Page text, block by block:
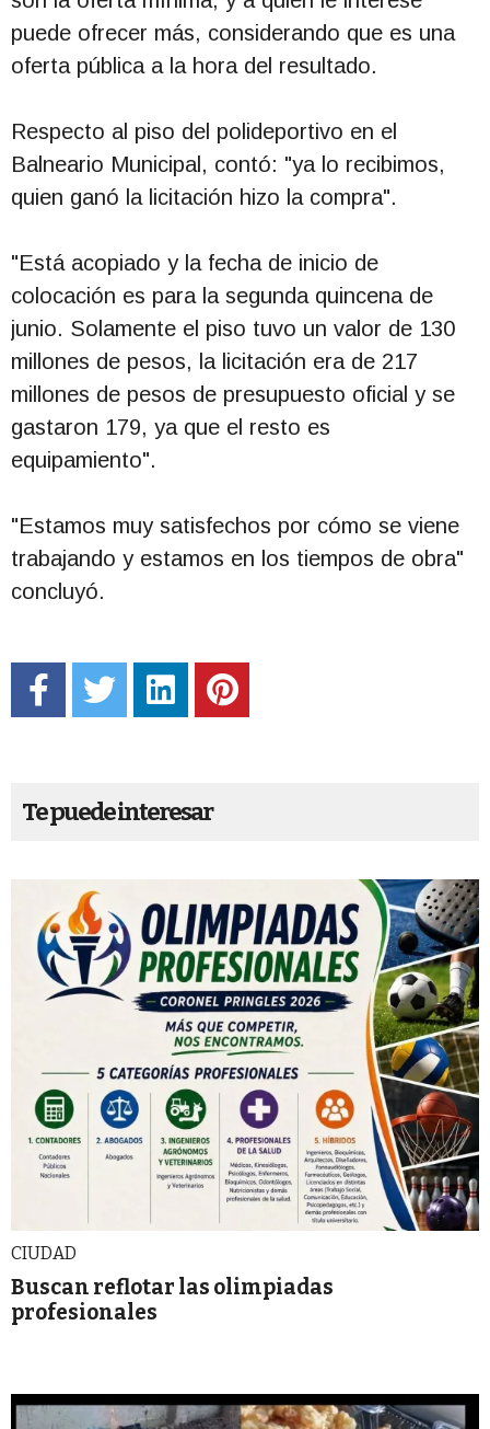
puede ofrecer más, considerando que es una
oferta pública a la hora del resultado.
Respecto al piso del polideportivo en el
Balneario Municipal, contó: "ya lo recibimos,
quien ganó la licitación hizo la compra".
"Está acopiado y la fecha de inicio de
colocación es para la segunda quincena de
junio. Solamente el piso tuvo un valor de 130
millones de pesos, la licitación era de 217
millones de pesos de presupuesto oficial y se
gastaron 179, ya que el resto es
equipamiento".
"Estamos muy satisfechos por cómo se viene
trabajando y estamos en los tiempos de obra"
concluyó.
Te puede interesar
CIUDAD
Buscan reflotar las olimpiadas
profesionales